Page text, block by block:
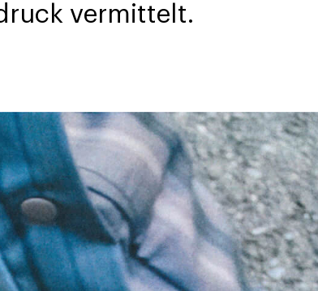
vermittelt.